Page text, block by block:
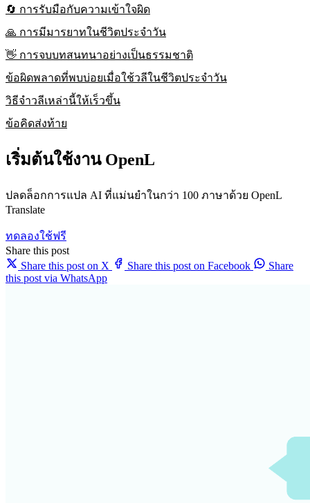
🔄 การรับมือกับความเข้าใจผิด
🙏 การมีมารยาทในชีวิตประจำวัน
👋 การจบบทสนทนาอย่างเป็นธรรมชาติ
ข้อผิดพลาดที่พบบ่อยเมื่อใช้วลีในชีวิตประจำวัน
วิธีจำวลีเหล่านี้ให้เร็วขึ้น
ข้อคิดส่งท้าย
เริ่มต้นใช้งาน OpenL
ปลดล็อกการแปล AI ที่แม่นยำในกว่า 100 ภาษาด้วย OpenL
Translate
ทดลองใช้ฟรี
Share this post
Share this post on X
Share this post on Facebook
Share
this post via WhatsApp